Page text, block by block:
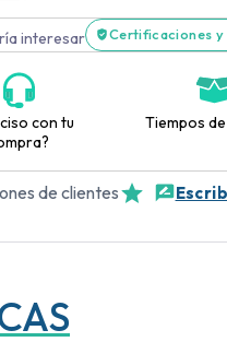
interesar Certificaciones y
con tu
Tiempos
de clientes